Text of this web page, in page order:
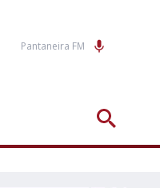
Pantaneira FM